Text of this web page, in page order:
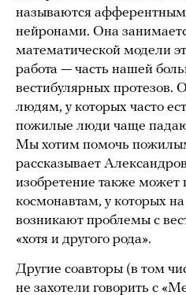
называются
нейронами. Она
математической модели
работа — часть нашей
вестибулярных
людям, у которых часто
пожилые люди чаще
Мы хотим помочь
рассказывает
изобретение также может
космонавтам, у которых на
возникают проблемы с
«хотя и другого рода».
Другие соавторы (в том
не захотели говорить с